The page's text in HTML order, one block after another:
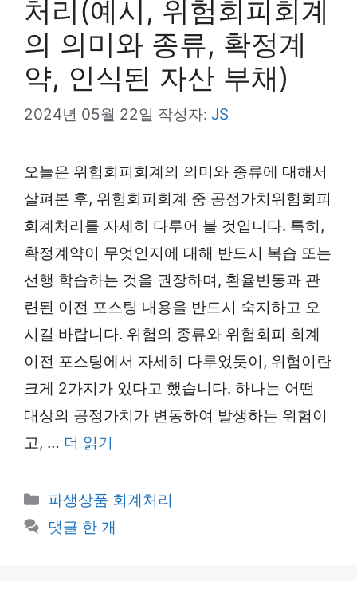
처리(예시, 위험회피회계
의 의미와 종류, 확정계
약, 인식된 자산 부채)
2024년 05월 22일 작성자: JS
오늘은 위험회피회계의 의미와 종류에 대해서
살펴본 후, 위험회피회계 중 공정가치위험회피
회계처리를 자세히 다루어 볼 것입니다. 특히,
확정계약이 무엇인지에 대해 반드시 복습 또는
선행 학습하는 것을 권장하며, 환율변동과 관
련된 이전 포스팅 내용을 반드시 숙지하고 오
시길 바랍니다. 위험의 종류와 위험회피 회계
이전 포스팅에서 자세히 다루었듯이, 위험이란
크게 2가지가 있다고 했습니다. 하나는 어떤
대상의 공정가치가 변동하여 발생하는 위험이
고, … 더 읽기
카
테
파생상품 회계처리
댓글 한 개